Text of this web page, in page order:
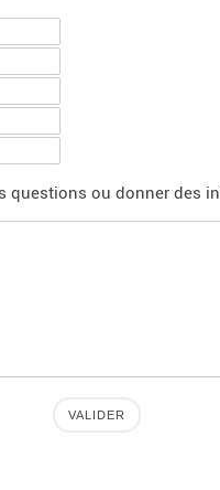
questions ou donner des